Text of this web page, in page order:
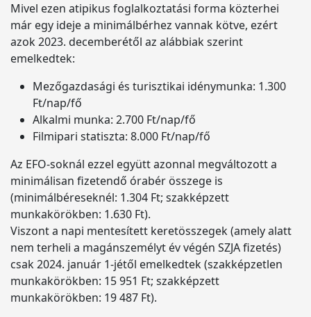
Mivel ezen atipikus foglalkoztatási forma közterhei
már egy ideje a minimálbérhez vannak kötve, ezért
azok 2023. decemberétől az alábbiak szerint
emelkedtek:
Mezőgazdasági és turisztikai idénymunka: 1.300
Ft/nap/fő
Alkalmi munka: 2.700 Ft/nap/fő
Filmipari statiszta: 8.000 Ft/nap/fő
Az EFO-soknál ezzel együtt azonnal megváltozott a
minimálisan fizetendő órabér összege is
(minimálbéreseknél: 1.304 Ft; szakképzett
munkakörökben: 1.630 Ft).
Viszont a napi mentesített keretösszegek (amely alatt
nem terheli a magánszemélyt év végén SZJA fizetés)
csak 2024. január 1-jétől emelkedtek (szakképzetlen
munkakörökben: 15 951 Ft; szakképzett
munkakörökben: 19 487 Ft).